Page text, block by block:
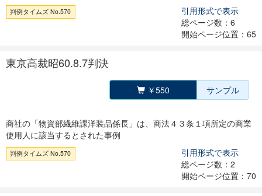
判例タイムズ No.570
引用形式で表示
総ページ数：6
開始ページ位置：65
東京高裁昭60.8.7判決
￥550 サンプル
商社の「物資部繊維課洋装品係長」は、商法４３条１項所定の商業
使用人に該当するとされた事例
判例タイムズ No.570
引用形式で表示
総ページ数：2
開始ページ位置：70